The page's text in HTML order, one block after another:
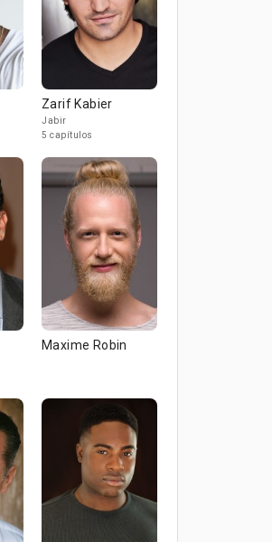
Zarif Kabier
Jabir
5 capítulos
Maxime Robin